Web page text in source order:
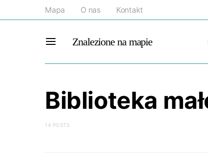
Mapa O nas Kontakt
Znalezione na mapie
Biblioteka
14 POSTS